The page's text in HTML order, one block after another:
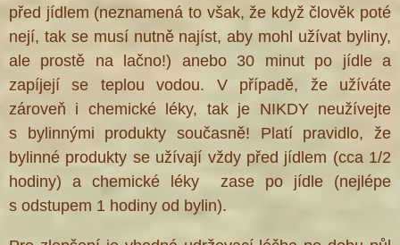
před jídlem (neznamená to však, že když člověk poté
nejí, tak se musí nutně najíst, aby mohl užívat byliny,
ale prostě na lačno!) anebo 30 minut po jídle a
zapíjejí se teplou vodou. V případě, že užíváte
zároveň i chemické léky, tak je NIKDY neužívejte
s bylinnými produkty současně! Platí pravidlo, že
bylinné produkty se užívají vždy před jídlem (cca 1/2
hodiny) a chemické léky zase po jídle (nejlépe
s odstupem 1 hodiny od bylin).